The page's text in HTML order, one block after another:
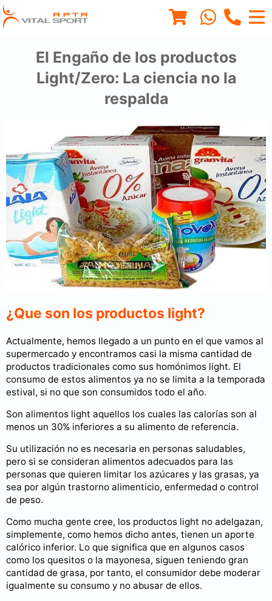
El Engaño de los productos
Light/Zero: La ciencia no la
respalda
¿Que son los productos light?
Actualmente, hemos llegado a un punto en el que vamos al
supermercado y encontramos casi la misma cantidad de
productos tradicionales como sus homónimos light. El
consumo de estos alimentos ya no se limita a la temporada
estival, si no que son consumidos todo el año.
Son alimentos light aquellos los cuales las calorías son al
menos un 30% inferiores a su alimento de referencia.
Su utilización no es necesaria en personas saludables,
pero si se consideran alimentos adecuados para las
personas que quieren limitar los azúcares y las grasas, ya
sea por algún trastorno alimenticio, enfermedad o control
de peso.
Como mucha gente cree, los productos light no adelgazan,
simplemente, como hemos dicho antes, tienen un aporte
calórico inferior. Lo que significa que en algunos casos
como los quesitos o la mayonesa, siguen teniendo gran
cantidad de grasa, por tanto, el consumidor debe moderar
igualmente su consumo y no abusar de ellos.